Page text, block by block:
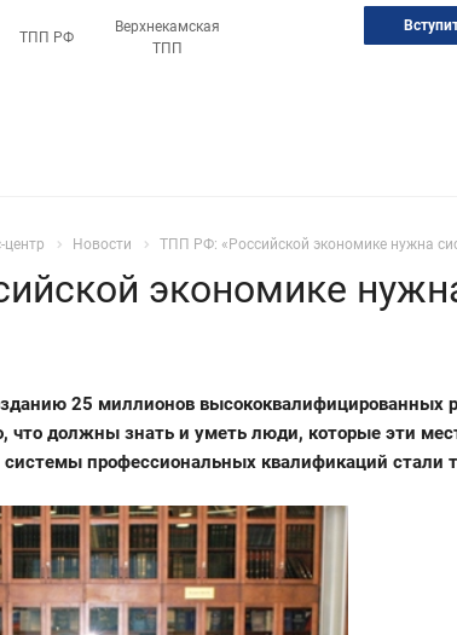
ТПП РФ
Верхнекамская
ТПП
центр Новости ТПП РФ: «Российской экономике нужна
экономике
25 миллионов высококвалифицированных
что должны знать и уметь люди, которые эти
профессиональных квалификаций стали